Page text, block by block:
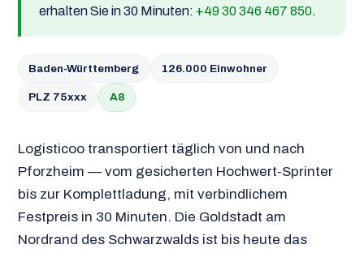
erhalten Sie in 30 Minuten: +49 30 346 467 850.
Baden-Württemberg 126.000 Einwohner
PLZ 75xxx A8
Logisticoo transportiert täglich von und nach
Pforzheim — vom gesicherten Hochwert-Sprinter
bis zur Komplettladung, mit verbindlichem
Festpreis in 30 Minuten. Die Goldstadt am
Nordrand des Schwarzwalds ist bis heute das